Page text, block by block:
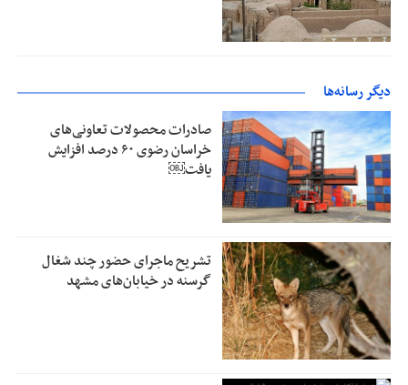
دیگر رسانه‌ها
صادرات محصولات تعاونی‌های
خراسان رضوی ۶۰ درصد افزایش
یافت￼
تشریح ماجرای حضور چند شغال
گرسنه در خیابان‌های مشهد